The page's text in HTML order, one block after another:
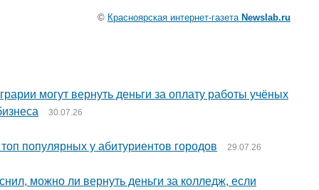
© Красноярская интернет-газета Newslab.ru
могут вернуть деньги за оплату работы учёных
30.07.26
популярных у абитуриентов городов 29.07.26
можно ли вернуть деньги за колледж, если